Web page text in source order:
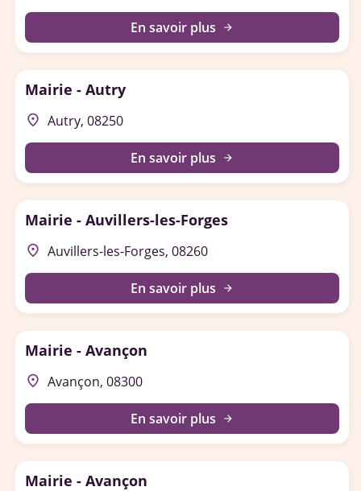
En savoir plus arrow_forward
Mairie - Autry
place Autry, 08250
En savoir plus arrow_forward
Mairie - Auvillers-les-Forges
place Auvillers-les-Forges, 08260
En savoir plus arrow_forward
Mairie - Avançon
place Avançon, 08300
En savoir plus arrow_forward
Mairie - Avançon